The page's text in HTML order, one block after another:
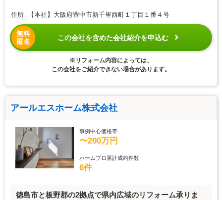
住所 【本社】大阪府豊中市新千里西町１丁目１番４号
無料
匿名
この会社を含めた会社紹介を申込む
※リフォーム内容によっては、
この会社をご紹介できない場合があります。
アールエスホーム株式会社
事例中心価格帯
〜200万円
ホームプロ累計成約件数
6件
徳島市と板野郡の2拠点で県内広域のリフォーム承りま